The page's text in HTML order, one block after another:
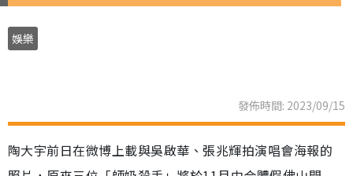
娛樂
發佈時間: 2023/09/15
陶大宇前日在微博上載與吳啟華、張兆輝拍演唱會海報的